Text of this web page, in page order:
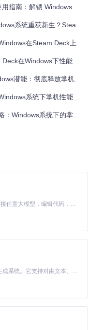
键指标。玩家可自定义显
通过场景化的配置方案，
其他控制器布局。无论是
获得原生操控体验。
💡
畅运行方案
上以稳定30fps运行《赛
定1.6GHz
作
Windows 掌机性能的完整方案
Steam Deck Tools的四大核心功能全解析
在Steam Deck上的无限可能
在Windows下性能全开
彻底释放掌机性能与操控体验
系统下掌机性能完全指南
统下的掌机性能释放与体验优化指南
Claude Code 的开源替代方案。连接任意大模型，编辑代码，运行命令，自动验证 — 全自动执行。用 Rust 构建，极致性能。 ｜ An open-source alternative to Claude Code. Connect any LLM, edit code, run commands, and verify changes — autonomously. Built in Rust for speed. Get Started
MiniMax H3 是一个通用的全模态生成系统。它支持对由文本、图像、视频和音频组成的多模态上下文进行统一理解，并能生成分辨率高达 2K、时长可达 15 秒的带原生立体声音频的视频。得益于面向任务泛化的系统设计，H3 在预训练阶段就已具备广泛的多模态上下文理解与生成能力，能够出色地执行复杂的多模态指令。